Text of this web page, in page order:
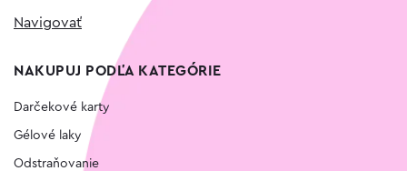
Navigovať
NAKUPUJ PODĽA KATEGÓRIE
Darčekové karty
Gélové laky
Odstraňovanie